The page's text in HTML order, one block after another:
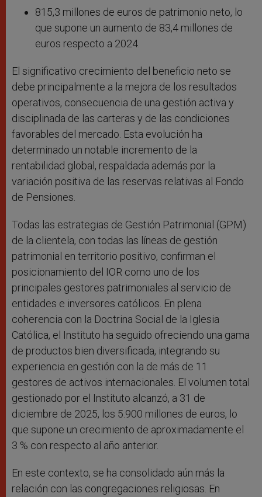
815,3 millones de euros de patrimonio neto, lo
que supone un aumento de 83,4 millones de
euros respecto a 2024.
El significativo crecimiento del beneficio neto se
debe principalmente a la mejora de los resultados
operativos, consecuencia de una gestión activa y
disciplinada de las carteras y de las condiciones
favorables del mercado. Esta evolución ha
determinado un notable incremento de la
rentabilidad global, respaldada además por la
variación positiva de las reservas relativas al Fondo
de Pensiones.
Todas las estrategias de Gestión Patrimonial (GPM)
de la clientela, con todas las líneas de gestión
patrimonial en territorio positivo, confirman el
posicionamiento del IOR como uno de los
principales gestores patrimoniales al servicio de
entidades e inversores católicos. En plena
coherencia con la Doctrina Social de la Iglesia
Católica, el Instituto ha seguido ofreciendo una gama
de productos bien diversificada, integrando su
experiencia en gestión con la de más de 11
gestores de activos internacionales. El volumen total
gestionado por el Instituto alcanzó, a 31 de
diciembre de 2025, los 5.900 millones de euros, lo
que supone un crecimiento de aproximadamente el
3 % con respecto al año anterior.
En este contexto, se ha consolidado aún más la
relación con las congregaciones religiosas. En